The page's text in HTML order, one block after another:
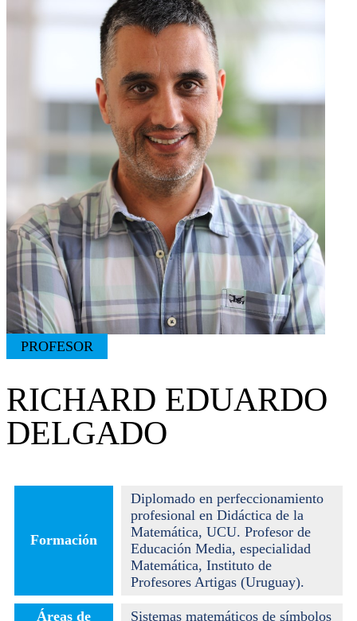
PROFESOR
RICHARD EDUARDO
DELGADO
Formación
Diplomado en perfeccionamiento
profesional en Didáctica de la
Matemática, UCU. Profesor de
Educación Media, especialidad
Matemática, Instituto de
Profesores Artigas (Uruguay).
Áreas de
Sistemas matemáticos de símbolos